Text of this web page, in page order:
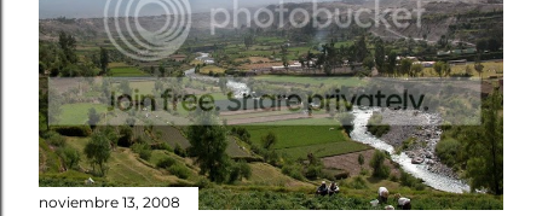
noviembre 13, 2008